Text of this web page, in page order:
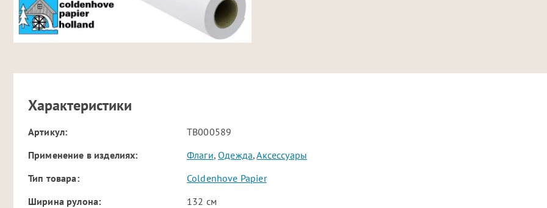
Характеристики
Артикул:
TB000589
Применение в изделиях:
Флаги,Одежда,Аксессуары
Тип товара:
Coldenhove Papier
Ширина рулона:
132 см